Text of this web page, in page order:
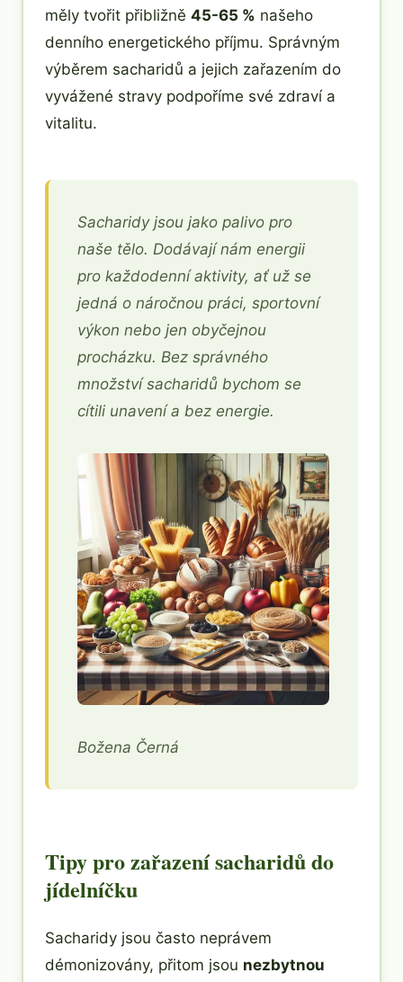
měly tvořit přibližně 45-65 % našeho
denního energetického příjmu. Správným
výběrem sacharidů a jejich zařazením do
vyvážené stravy podpoříme své zdraví a
vitalitu.
Sacharidy jsou jako palivo pro
naše tělo. Dodávají nám energii
pro každodenní aktivity, ať už se
jedná o náročnou práci, sportovní
výkon nebo jen obyčejnou
procházku. Bez správného
množství sacharidů bychom se
cítili unavení a bez energie.
Božena Černá
Tipy pro zařazení sacharidů do
jídelníčku
Sacharidy jsou často neprávem
démonizovány, přitom jsou nezbytnou